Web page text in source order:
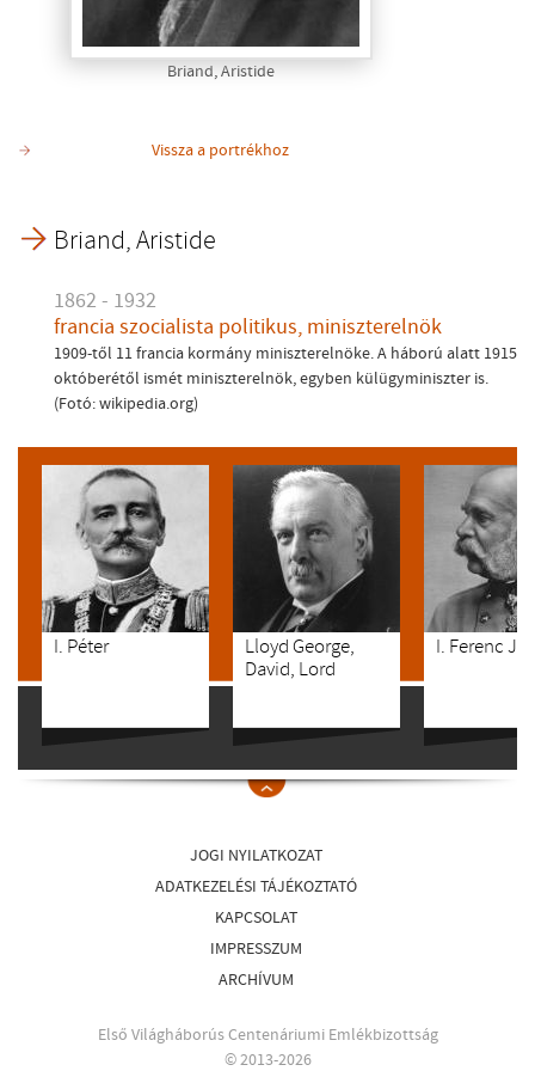
Briand, Aristide
Vissza a portrékhoz
Briand, Aristide
1862 - 1932
francia szocialista politikus, miniszterelnök
1909-től 11 francia kormány miniszterelnöke. A háború alatt 1915
októberétől ismét miniszterelnök, egyben külügyminiszter is.
(Fotó: wikipedia.org)
I. Péter
Lloyd George,
David, Lord
I. Ferenc
JOGI NYILATKOZAT
ADATKEZELÉSI TÁJÉKOZTATÓ
KAPCSOLAT
IMPRESSZUM
ARCHÍVUM
Első Világháborús Centenáriumi Emlékbizottság
© 2013-2026